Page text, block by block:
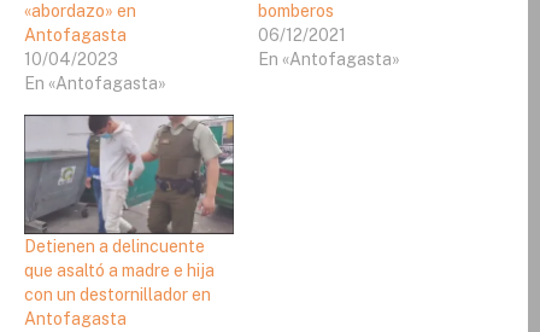
«abordazo» en
Antofagasta
10/04/2023
En «Antofagasta»
bomberos
06/12/2021
En «Antofagasta»
Detienen a delincuente
que asaltó a madre e hija
con un destornillador en
Antofagasta